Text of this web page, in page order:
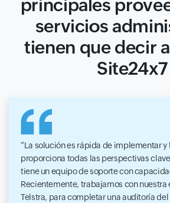
principales
servicios
tienen que decir
Site24x7
La solución es rápida de implementar
proporciona todas las perspectivas
tiene un equipo de soporte con
Recientemente, trabajamos con nuestra
Telstra, para completar una auditoría